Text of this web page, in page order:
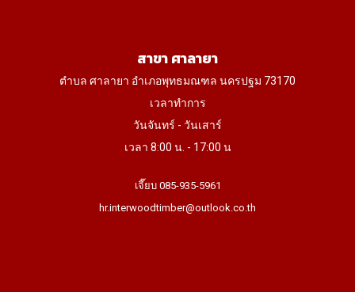
สาขา ศาลายา
ตำบล ศาลายา อำเภอพุทธมณฑล นครปฐม 73170
เวลาทำการ
วันจันทร์ - วันเสาร์
เวลา 8:00 น. - 17:00 น
เจี๊ยบ 085-935-5961
hr.interwoodtimber@outlook.co.th